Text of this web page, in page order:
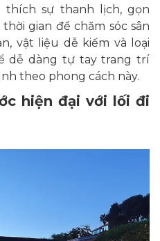
sự thanh lịch, gọn
gian để chăm sóc sân
vật liệu dễ kiếm và loại
dễ dàng tự tay trang trí
theo phong cách này.
hiện đại với lối đi